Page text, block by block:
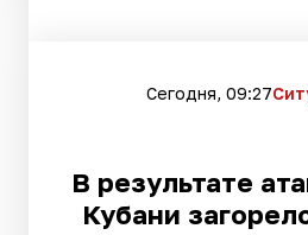
Сегодня, 09:27
В результате
Кубани